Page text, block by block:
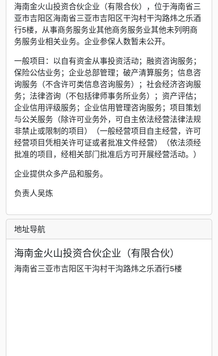
海南金火山投资合伙企业（有限合伙），位于海南省三
亚市吉阳区海南省三亚市吉阳区干沟村干沟路炜之乐酒
行5楼，从事商务服务业其他商务服务业其他未列明商
务服务业相关业务。企业参保人数暂未公开。
一般项目：以自有资金从事投资活动；融资咨询服务；
保险公估业务；企业总部管理；破产清算服务；信息咨
询服务（不含许可类信息咨询服务）；社会经济咨询服
务；法律咨询（不包括律师事务所业务）；资产评估；
企业信用评级服务；企业信用管理咨询服务；项目策划
与公关服务（除许可业务外，可自主依法经营法律法规
非禁止或限制的项目）（一般经营项目自主经营，许可
经营项目凭相关许可证或者批准文件经营）（依法须经
批准的项目，经相关部门批准后方可开展经营活动。）
企业提供众多产品和服务。
负责人吴炼
地址导航
海南金火山投资合伙企业（有限合伙）
海南省三亚市吉阳区干沟村干沟路炜之乐酒行5楼